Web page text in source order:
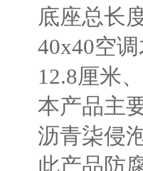
底座总长
40x40空
12.8厘米
本产品主
沥青柒侵
此产品防